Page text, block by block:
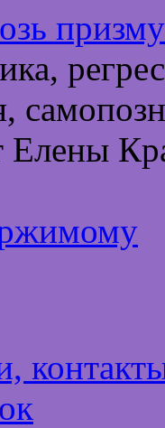
Елены